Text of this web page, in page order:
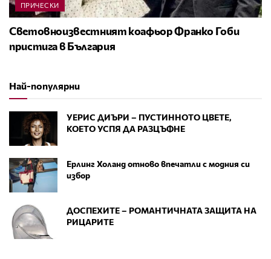
ПРИЧЕСКИ
Световноизвестният коафьор Франко Гоби
пристига в България
Най-популярни
УЕРИС ДИЪРИ – ПУСТИННОТО ЦВЕТЕ,
КОЕТО УСПЯ ДА РАЗЦЪФНЕ
Ерлинг Холанд отново впечатли с модния си
избор
ДОСПЕХИТЕ – РОМАНТИЧНАТА ЗАЩИТА НА
РИЦАРИТЕ